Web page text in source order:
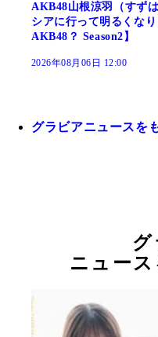
AKB48山根涼羽（すず
シアに行って明るくな
AKB48？ Season2】
2026年08月06日 12:00
グラビアニュースを
グ
ニュー